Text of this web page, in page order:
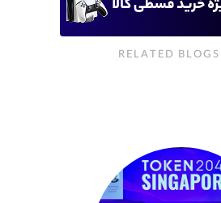
RELATED BLOGS